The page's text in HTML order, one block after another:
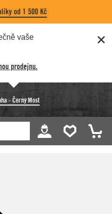
od 1 500 Kč
vaše
prodejnu.
- Černý Most